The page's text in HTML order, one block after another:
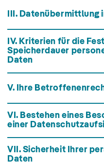
III. Datenübermittlung
IV. Kriterien für die
Speicherdauer
Daten
V. Ihre
VI. Bestehen eines
einer
VII. Sicherheit Ihrer
Daten